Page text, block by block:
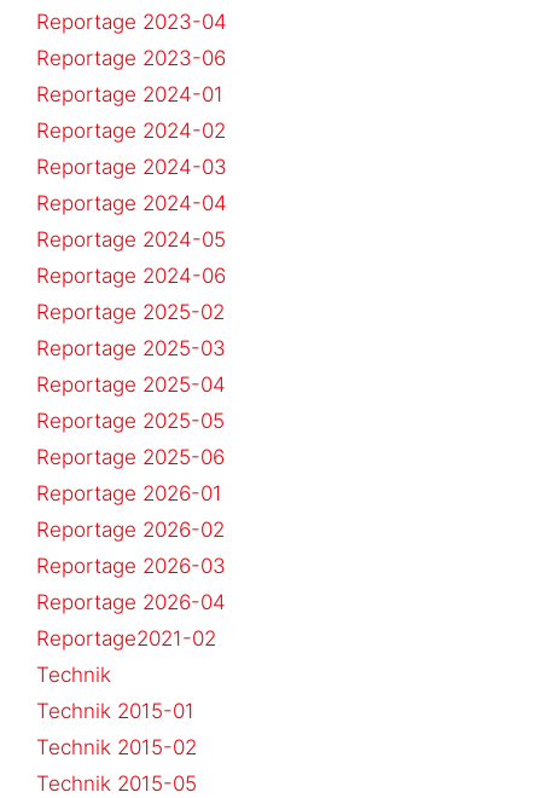
Reportage 2023-04
Reportage 2023-06
Reportage 2024-01
Reportage 2024-02
Reportage 2024-03
Reportage 2024-04
Reportage 2024-05
Reportage 2024-06
Reportage 2025-02
Reportage 2025-03
Reportage 2025-04
Reportage 2025-05
Reportage 2025-06
Reportage 2026-01
Reportage 2026-02
Reportage 2026-03
Reportage 2026-04
Reportage2021-02
Technik
Technik 2015-01
Technik 2015-02
Technik 2015-05